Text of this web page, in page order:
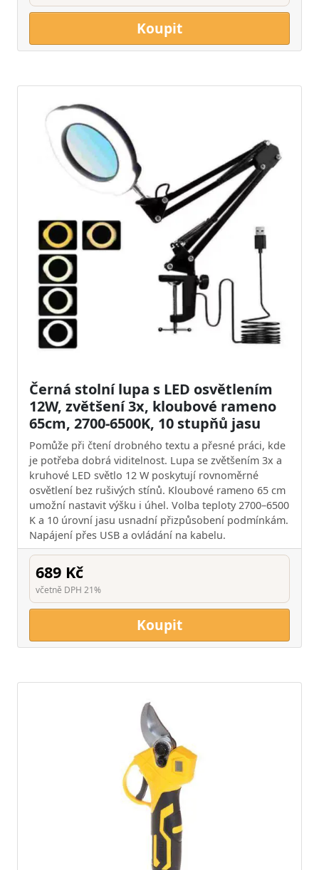
Koupit
Černá stolní lupa s LED osvětlením
12W, zvětšení 3x, kloubové rameno
65cm, 2700-6500K, 10 stupňů jasu
Pomůže při čtení drobného textu a přesné práci, kde
je potřeba dobrá viditelnost. Lupa se zvětšením 3x a
kruhové LED světlo 12 W poskytují rovnoměrné
osvětlení bez rušivých stínů. Kloubové rameno 65 cm
umožní nastavit výšku i úhel. Volba teploty 2700–6500
K a 10 úrovní jasu usnadní přizpůsobení podmínkám.
Napájení přes USB a ovládání na kabelu.
689 Kč
včetně DPH 21%
Koupit